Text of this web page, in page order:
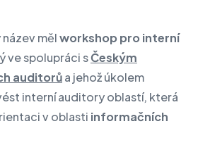
mělworkshop pro interní
ve spolupráci sČeským
auditorůa jehož úkolem
interní auditory oblastí, která
v oblasti informačních